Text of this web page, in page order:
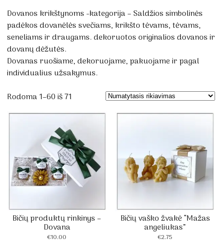
Dovanos krikštynoms -kategorija – Saldžios simbolinės
padėkos dovanėlės svečiams, krikšto tėvams, tėvams,
seneliams ir draugams. dekoruotos originalios dovanos ir
dovanų dėžutės.
Dovanas ruošiame, dekoruojame, pakuojame ir pagal
individualius užsakymus.
Rodoma 1–60 iš 71
Bičių produktų rinkinys –
Dovana
€10.00
Bičių vaško žvakė “Mažas
angeliukas”
€2.75